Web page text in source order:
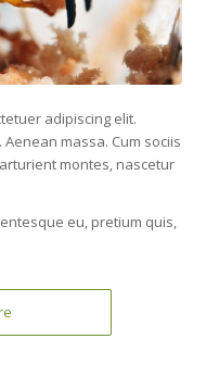
adipiscing elit.
massa. Cum sociis
montes, nascetur
eu, pretium quis,